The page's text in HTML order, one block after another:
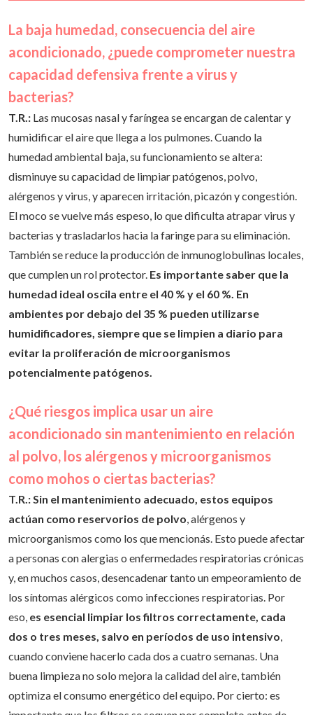
La baja humedad, consecuencia del aire
acondicionado, ¿puede comprometer nuestra
capacidad defensiva frente a virus y
bacterias?
T.R.:Las mucosas nasal y faríngea se encargan de calentar y
humidificar el aire que llega a los pulmones. Cuando la
humedad ambiental baja, su funcionamiento se altera:
disminuye su capacidad de limpiar patógenos, polvo,
alérgenos y virus, y aparecen irritación, picazón y congestión.
El moco se vuelve más espeso, lo que dificulta atrapar virus y
bacterias y trasladarlos hacia la faringe para su eliminación.
También se reduce la producción de inmunoglobulinas locales,
que cumplen un rol protector. Es importante saber que la
humedad ideal oscila entre el 40 % y el 60 %. En
ambientes por debajo del 35 % pueden utilizarse
humidificadores, siempre que se limpien a diario para
evitar la proliferación de microorganismos
¿Qué riesgos implica usar un aire
acondicionado sin mantenimiento en relación
al polvo, los alérgenos y microorganismos
como mohos o ciertas bacterias?
T.R.:Sin el mantenimiento adecuado, estos equipos
actúan como reservorios de polvo, alérgenos y
microorganismos como los que mencionás. Esto puede afectar
a personas con alergias o enfermedades respiratorias crónicas
y, en muchos casos, desencadenar tanto un empeoramiento de
los síntomas alérgicos como infecciones respiratorias. Por
eso, es esencial limpiar los filtros correctamente, cada
dos o tres meses, salvo en períodos de uso intensivo
cuando conviene hacerlo cada dos a cuatro semanas. Una
buena limpieza no solo mejora la calidad del aire, también